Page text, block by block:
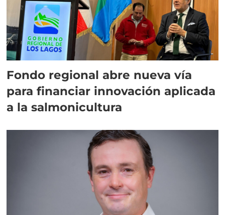
Fondo regional abre nueva vía
para financiar innovación aplicada
a la salmonicultura